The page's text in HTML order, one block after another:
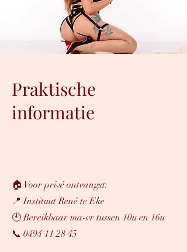
Praktische
informatie
🏠 Voor privé ontvangst:
📍 Instituut René te Eke
🕙 Bereikbaar ma-vr tussen 10u en 16u
📞 0494 11 28 45